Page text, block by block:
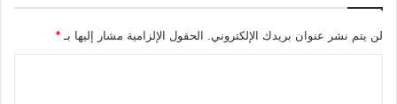
لن يتم نشر عنوان بريدك الإلكتروني. الحقول الإلزامية مشار إليها بـ *